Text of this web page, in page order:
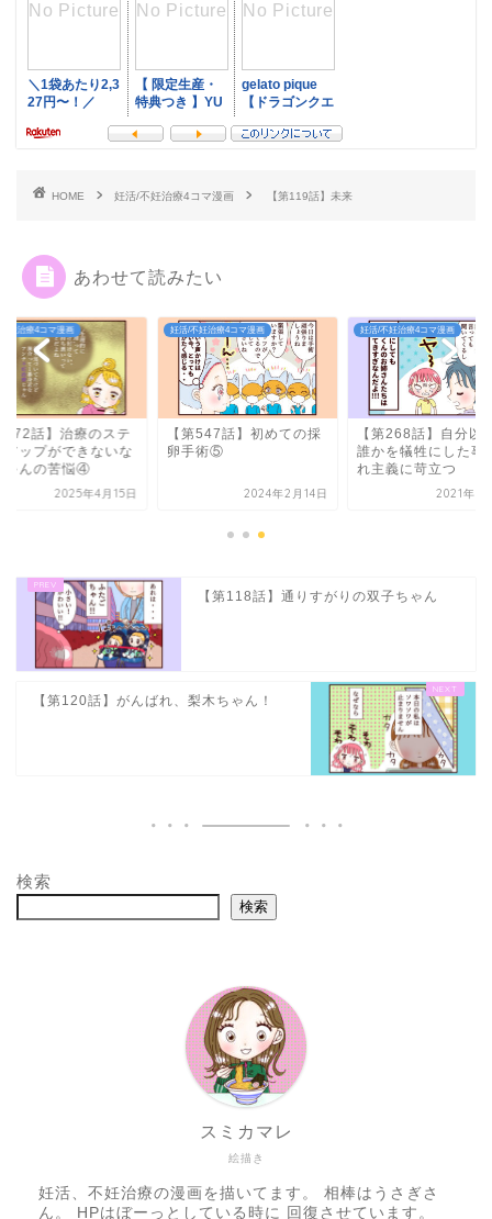
HOME 妊活/不妊治療4コマ漫画 【第119話】未来
あわせて読みたい
妊治療4コマ漫画
672話】治療のステ
アップができないな
ゃんの苦悩④
2025年4月15日
妊活/不妊治療4コマ漫画
【第547話】初めての採
卵手術⑤
2024年2月14日
妊活/不妊治療4コマ漫画
【第268話】自分以
誰かを犠牲にした事
れ主義に苛立つ
2021年10
【第118話】通りすがりの双子ちゃん
【第120話】がんばれ、梨木ちゃん！
検索
検索
絵描き
スミカマレ
妊活、不妊治療の漫画を描いてます。 相棒はうさぎさ
ん。 HPはぼーっとしている時に 回復させています。